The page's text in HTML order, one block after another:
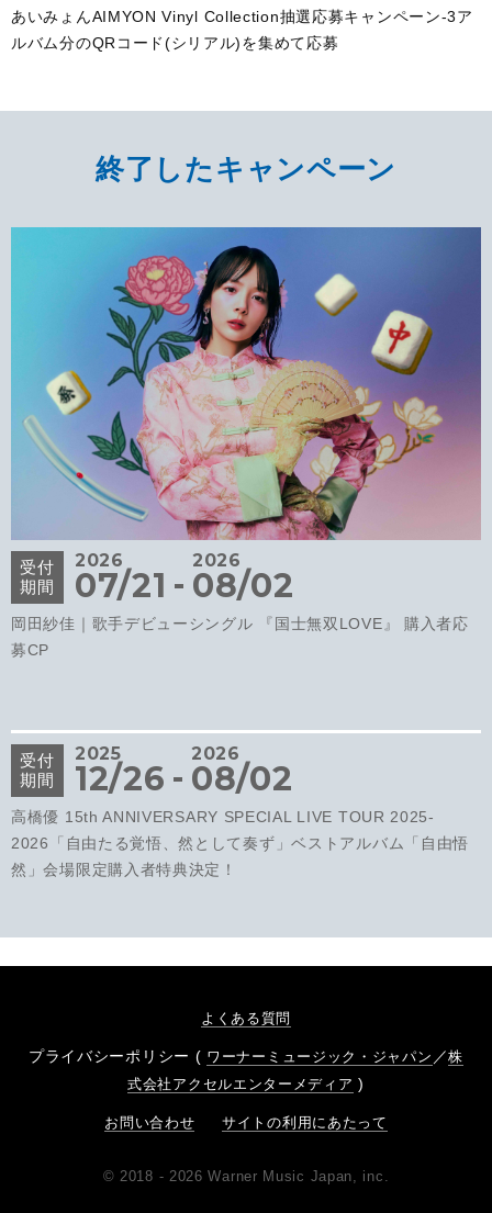
あいみょんAIMYON Vinyl Collection抽選応募キャンペーン‐3ア
ルバム分のQRコード(シリアル)を集めて応募
終了したキャンペーン
受付
期間
2026
07/21 -
2026
08/02
岡田紗佳｜歌手デビューシングル 『国士無双LOVE』 購入者応
募CP
受付
期間
2025
12/26 -
2026
08/02
高橋優 15th ANNIVERSARY SPECIAL LIVE TOUR 2025-
2026「自由たる覚悟、然として奏ず」ベストアルバム「自由悟
然」会場限定購入者特典決定！
よくある質問
プライバシーポリシー ( ワーナーミュージック・ジャパン ／株
式会社アクセルエンターメディア )
お問い合わせ サイトの利用にあたって
© 2018 - 2026 Warner Music Japan, inc.